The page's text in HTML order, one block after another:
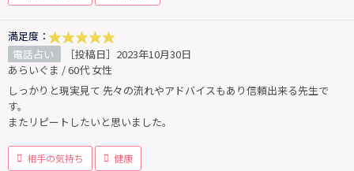
満足度：
電話占い
［投稿日］2023年10月30日
あらいぐま / 60代 女性
しっかりと現実見て 先々の流れやアドバイスもあり信頼出来る先生で
す。
またリピートしたいと思いました。
相手の気持ち 健康